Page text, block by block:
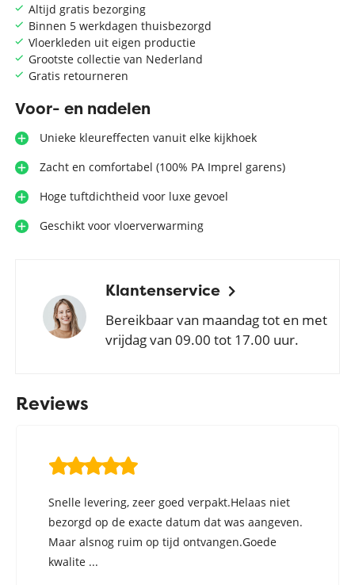
Altijd gratis bezorging
Binnen 5 werkdagen thuisbezorgd
Vloerkleden uit eigen productie
Grootste collectie van Nederland
Gratis retourneren
Voor- en nadelen
Unieke kleureffecten vanuit elke kijkhoek
Zacht en comfortabel (100% PA Imprel garens)
Hoge tuftdichtheid voor luxe gevoel
Geschikt voor vloerverwarming
Klantenservice
Bereikbaar van maandag tot en met
vrijdag van 09.00 tot 17.00 uur.
Reviews
Snelle levering, zeer goed verpakt.Helaas niet
bezorgd op de exacte datum dat was aangeven.
Maar alsnog ruim op tijd ontvangen.Goede
kwalite ...